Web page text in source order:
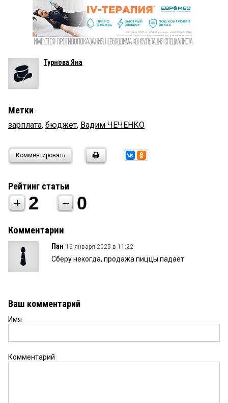
Турнова Яна
Метки
зарплата, бюджет, Вадим ЧЕЧЕНКО
Комментировать
Рейтинг статьи
2 0
Комментарии
Пан 16 января 2025 в 11:22:
Сберу некогда, продажа пиццы падает
Ваш комментарий
Имя
Комментарий